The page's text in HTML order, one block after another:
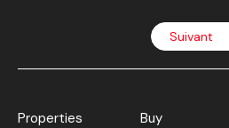
Suivant
Properties
Buy